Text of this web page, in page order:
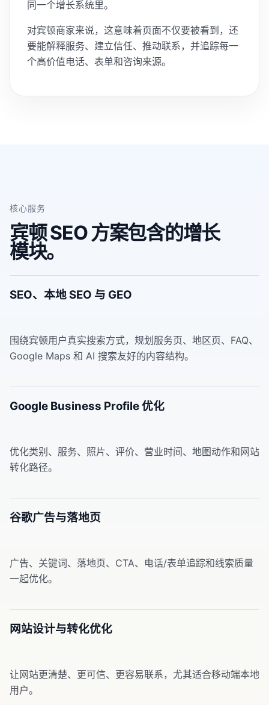
同一个增长系统里。
对宾顿商家来说，这意味着页面不仅要被看到，还
要能解释服务、建立信任、推动联系，并追踪每一
个高价值电话、表单和咨询来源。
核心服务
宾顿 SEO 方案包含的增长
模块。
SEO、本地 SEO 与 GEO
围绕宾顿用户真实搜索方式，规划服务页、地区页、FAQ、
Google Maps 和 AI 搜索友好的内容结构。
Google Business Profile 优化
优化类别、服务、照片、评价、营业时间、地图动作和网站
转化路径。
谷歌广告与落地页
广告、关键词、落地页、CTA、电话/表单追踪和线索质量
一起优化。
网站设计与转化优化
让网站更清楚、更可信、更容易联系，尤其适合移动端本地
用户。